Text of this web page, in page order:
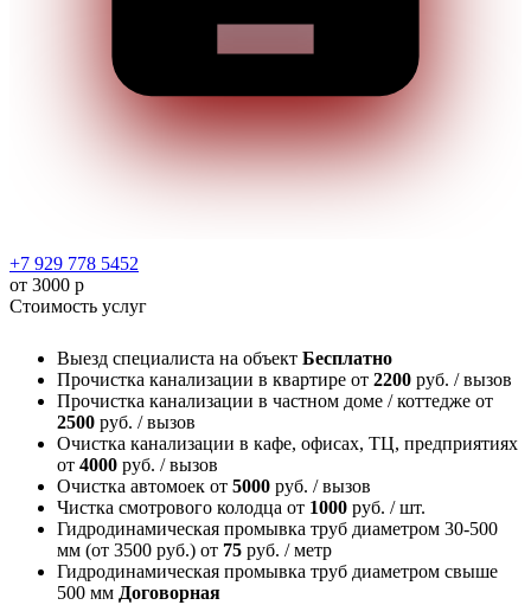
+7 929 778 5452
от 3000 р
Стоимость услуг
Выезд специалиста на объект Бесплатно
Прочистка канализации в квартире от 2200 руб. / вызов
Прочистка канализации в частном доме / коттедже от
2500 руб. / вызов
Очистка канализации в кафе, офисах, ТЦ, предприятиях
от 4000 руб. / вызов
Очистка автомоек от 5000 руб. / вызов
Чистка смотрового колодца от 1000 руб. / шт.
Гидродинамическая промывка труб диаметром 30-500
мм (от 3500 руб.) от 75 руб. / метр
Гидродинамическая промывка труб диаметром свыше
500 мм Договорная